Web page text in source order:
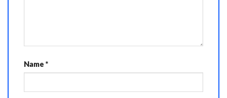
Name *